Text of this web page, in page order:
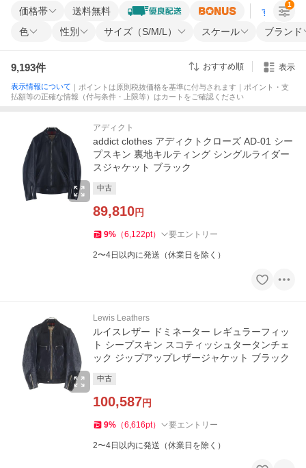
価格帯 送料無料 すべての条
色 性別 サイズ（S/M/L） スケール ブランド
1
9,193件 おすすめ順 表示
表示情報について ｜ポイントは原則税抜価格を基準に付与されます｜ポイント・支
払額等の正確な情報（付与条件・上限等）はカートをご確認ください
アディクト
addict clothes アディクトクローズ AD-01 シー
プスキン 裏地キルティング シングルライダー
スジャケット ブラック
中古
89,810円
9% （6,122pt） 要エントリー
2〜4日以内に発送（休業日を除く）
Lewis Leathers
ルイスレザー ドミネーター レギュラーフィッ
ト シープスキン スコティッシュタータンチェ
ック ジップアップレザージャケット ブラック
中古
100,587円
9% （6,616pt） 要エントリー
2〜4日以内に発送（休業日を除く）